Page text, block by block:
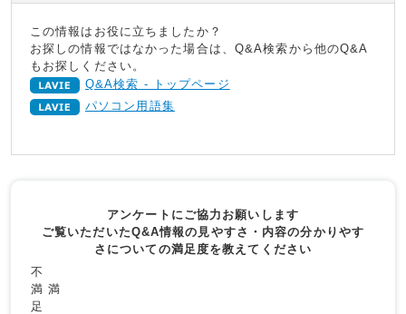
この情報はお役に立ちましたか？
お探しの情報ではなかった場合は、Q&A検索から他のQ&A
もお探しください。
Q&A検索 - トップページ
パソコン用語集
アンケートにご協力お願いします
ご覧いただいたQ&A情報の見やすさ・内容の分かりやす
さについての満足度を教えてください
不
満 満
足